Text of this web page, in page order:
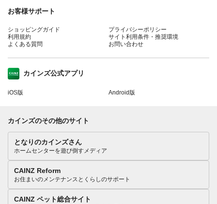
お客様サポート
ショッピングガイド
利用規約
よくある質問
プライバシーポリシー
サイト利用条件・推奨環境
お問い合わせ
カインズ公式アプリ
iOS版 Android版
カインズのその他のサイト
となりのカインズさん
ホームセンターを遊び倒すメディア
CAINZ Reform
お住まいのメンテナンスとくらしのサポート
CAINZ ペット総合サイト